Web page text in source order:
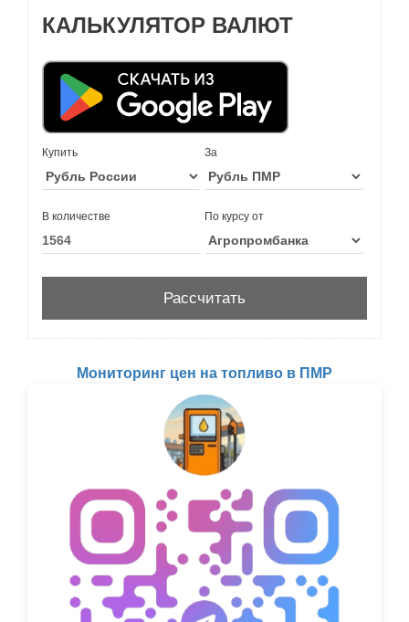
КАЛЬКУЛЯТОР ВАЛЮТ
Купить За
В количестве По курсу от
Мониторинг цен на топливо в ПМР